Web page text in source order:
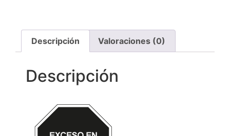
Descripción Valoraciones (0)
Descripción